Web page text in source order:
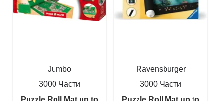
Jumbo
3000 Части
Ravensburger
3000 Части